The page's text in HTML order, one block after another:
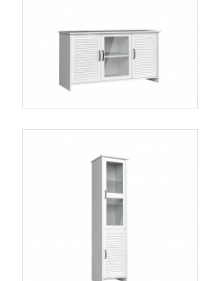
Orient K3DS
Więcej